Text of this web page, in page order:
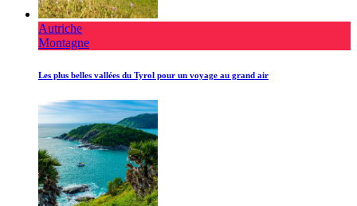
Autriche
Montagne
Les plus belles vallées du Tyrol pour un voyage au grand air